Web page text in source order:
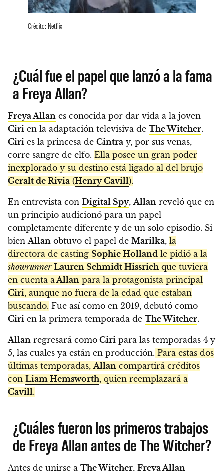
Crédito: Netflix
¿Cuál fue el papel que lanzó a la fama
a Freya Allan?
Freya Allan es conocida por dar vida a la joven
Ciri en la adaptación televisiva de The Witcher.
Ciri es la princesa de Cintra y, por sus venas,
corre sangre de elfo. Ella posee un gran poder
inexplorado y su destino está ligado al del brujo
Geralt de Rivia (Henry Cavill).
En entrevista con Digital Spy,Allan reveló que en
un principio audicionó para un papel
completamente diferente y de un solo episodio. Si
bienAllan obtuvo el papel de Marilka, la
directora de casting Sophie Holland le pidió a la
showrunner Lauren Schmidt Hissrichque tuviera
en cuenta aAllan para la protagonista principal
Ciri, aunque no fuera de la edad que estaban
buscando. Fue así como en 2019, debutó como
Ciri en la primera temporada de The Witcher.
Allan regresará como Ciri para las temporadas 4 y
5, las cuales ya están en producción. Para estas dos
últimas temporadas,Allan compartirá créditos
con Liam Hemsworth, quien reemplazará a
Cavill.
¿Cuáles fueron los primeros trabajos
de Freya Allan antes de The Witcher?
Antes de unirse a The Witcher, Freya Allan